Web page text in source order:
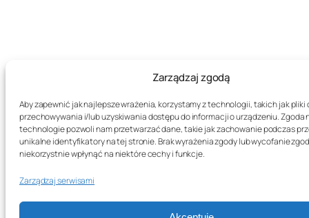
Zarządzaj zgodą
Aby zapewnić jak najlepsze wrażenia, korzystamy z technologii, takich jak pliki
przechowywania i/lub uzyskiwania dostępu do informacji o urządzeniu. Zgoda
technologie pozwoli nam przetwarzać dane, takie jak zachowanie podczas
unikalne identyfikatory na tej stronie. Brak wyrażenia zgody lub wycofanie
niekorzystnie wpłynąć na niektóre cechy i funkcje.
Zarządzaj serwisami